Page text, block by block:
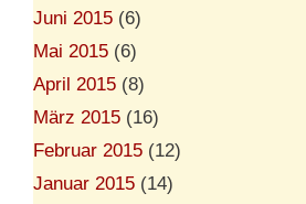
Juni 2015 (6)
Mai 2015 (6)
April 2015 (8)
März 2015 (16)
Februar 2015 (12)
Januar 2015 (14)